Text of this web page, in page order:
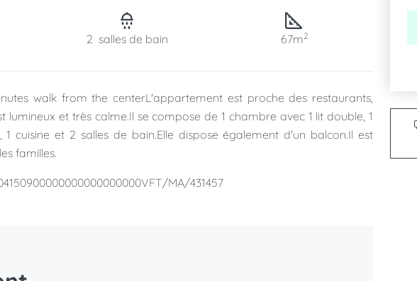
2 salles de bain 67m2
walk from the centerL'appartement est proche des restaurants,
lumineux et très calme.Il se compose de 1 chambre avec 1 lit double, 1
cuisine et 2 salles de bain.Elle dispose également d'un balcon.Il est
familles.
MA/431457